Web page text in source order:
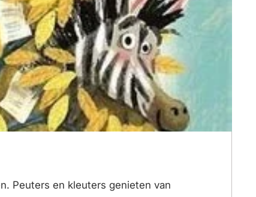
Peuters en kleuters genieten van